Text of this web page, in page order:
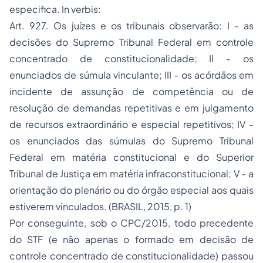
especifica. In verbis:
Art. 927. Os juízes e os tribunais observarão: I - as
decisões do Supremo Tribunal Federal em controle
concentrado de constitucionalidade; II - os
enunciados de súmula vinculante; III - os acórdãos em
incidente de assunção de competência ou de
resolução de demandas repetitivas e em julgamento
de recursos extraordinário e especial repetitivos; IV -
os enunciados das súmulas do Supremo Tribunal
Federal em matéria constitucional e do Superior
Tribunal de Justiça em matéria infraconstitucional; V - a
orientação do plenário ou do órgão especial aos quais
estiverem vinculados. (BRASIL, 2015, p. 1)
Por conseguinte, sob o CPC/2015, todo precedente
do STF (e não apenas o formado em decisão de
controle concentrado de constitucionalidade) passou